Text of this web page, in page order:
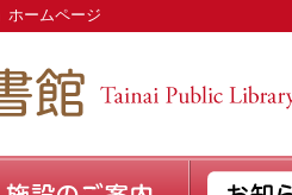
ホームページ